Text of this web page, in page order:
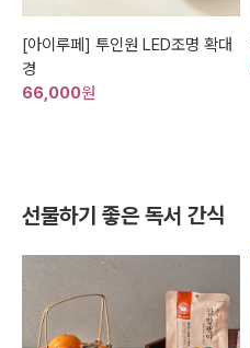
[아이루페] 투인원 LED조명 확대
경
66,000원
선물하기 좋은 독서 간식